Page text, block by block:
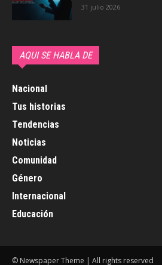
31 julio 2026
AQUI SE HABLA DE
Nacional
Tus historias
Tendencias
Noticias
Comunidad
Género
Internacional
Educación
© Newspaper Theme | All rights reserved